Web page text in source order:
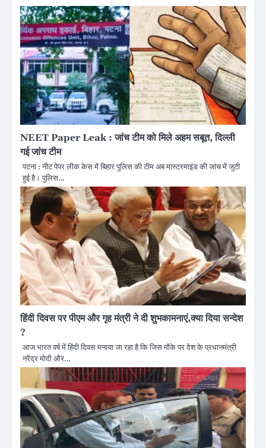
NEET Paper Leak : जांच टीम को मिले अहम सबूत, दिल्ली
गई जांच टीम
पटना : नीट पेपर लीक केस में बिहार पुलिस की टीम अब मास्टरमाइंड की जांच में जुटी
हुई है। पुलिस…
हिंदी दिवस पर पीएम और गृह मंत्री ने दी शुभकामनाएं,क्या दिया सन्देश
?
आज भारत वर्ष में हिंदी दिवस मनाया जा रहा है कि जिस मौके पर देश के प्रधानमंत्री
नरेंद्र मोदी और…